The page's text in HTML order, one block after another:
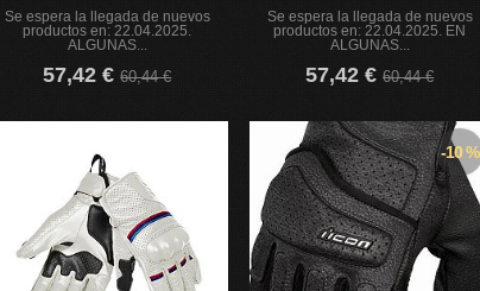
Se espera la llegada de nuevos
productos en: 22.04.2025.
ALGUNAS...
57,42 €60,44 €
Se espera la llegada de nuevos
productos en: 22.04.2025. EN
ALGUNAS...
57,42 €60,44 €
-10 %